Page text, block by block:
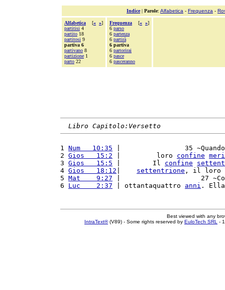
Indice| Parole: Alfabetica - Frequenza -
Alfabetica [« »]
partitisi 4
partito 18
partitosi 9
partiva 6
partivano 8
partizione 1
parto 22
Frequenza [« »]
6 parso
6 partenza
6 partirà
6 partiva
6 partorirai
6 pasce
6 pasceranno
Libro Capitolo:Versetto
1 Num   10:35 |                35
2 Gios   15:2 |         loro confine
3 Gios   15:5 |        Il confine
4 Gios   18:12 settentrione , il loro
5 Mat    9:27 |                    27
6 Luc    2:37 | ottantaquattro anni .
Best viewed with any
IntraText®(V89) - Some rights reserved by EuloTech SRL -